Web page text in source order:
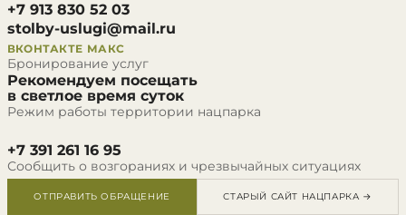
+7 913 830 52 03
stolby-uslugi@mail.ru
ВКОНТАКТЕ МАКС
Бронирование услуг
Рекомендуем посещать
в светлое время суток
Режим работы территории нацпарка
+7 391 261 16 95
Сообщить о возгораниях и чрезвычайных ситуациях
ОТПРАВИТЬ ОБРАЩЕНИЕ СТАРЫЙ САЙТ НАЦПАРКА →